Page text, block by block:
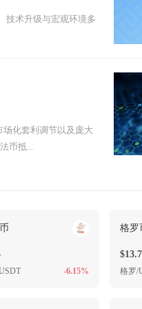
技术升级与宏观环境多
化套利调节以及庞大
币抵...
-6.15%
格罗
格罗/